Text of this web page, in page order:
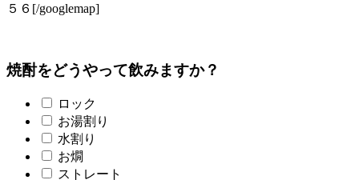
５６[/googlemap]
焼酎をどうやって飲みますか？
ロック
お湯割り
水割り
お燗
ストレート